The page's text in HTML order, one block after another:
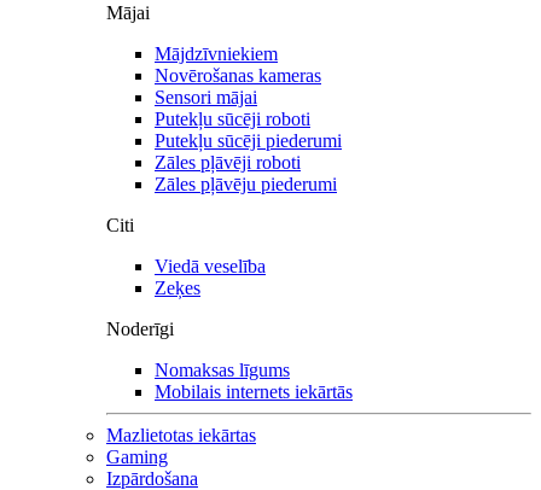
Mājai
Mājdzīvniekiem
Novērošanas kameras
Sensori mājai
Putekļu sūcēji roboti
Putekļu sūcēji piederumi
Zāles pļāvēji roboti
Zāles pļāvēju piederumi
Citi
Viedā veselība
Zeķes
Noderīgi
Nomaksas līgums
Mobilais internets iekārtās
Mazlietotas iekārtas
Gaming
Izpārdošana